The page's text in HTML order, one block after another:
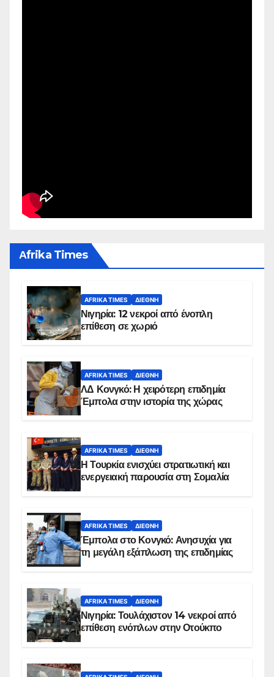
Αfrika Times
AFRIKA TIMES ΔΙΕΘΝΉ
Νιγηρία: 12 νεκροί από ένοπλη
επίθεση σε χωριό
AFRIKA TIMES ΔΙΕΘΝΉ
ΛΔ Κονγκό: Η χειρότερη επιδημία
Έμπολα στην ιστορία της χώρας
AFRIKA TIMES ΔΙΕΘΝΉ
Η Τουρκία ενισχύει στρατιωτική και
ενεργειακή παρουσία στη Σομαλία
AFRIKA TIMES ΔΙΕΘΝΉ
Έμπολα στο Κονγκό: Ανησυχία για
τη μεγάλη εξάπλωση της επιδημίας
AFRIKA TIMES ΔΙΕΘΝΉ
Νιγηρία: Τουλάχιστον 14 νεκροί από
επίθεση ενόπλων στην Οτούκπο